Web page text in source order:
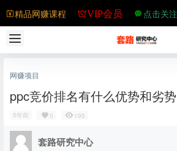
精品网赚课程 VIP会员 点击关
网赚项目
ppc竞价排名有什么优势和劣势
5年前 0 195
套路研究中心